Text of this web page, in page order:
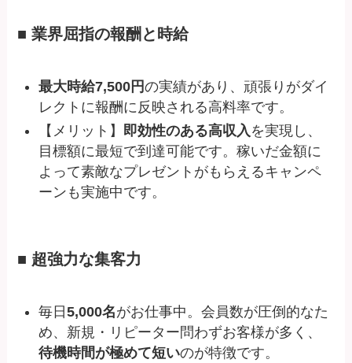
■ 業界屈指の報酬と時給
最大時給7,500円の実績があり、頑張りがダイ
レクトに報酬に反映される高料率です。
【メリット】 即効性のある高収入 を実現し、
目標額に最短で到達可能です。稼いだ金額に
よって素敵なプレゼントがもらえるキャンペ
ーンも実施中です。
■ 超強力な集客力
毎日5,000名がお仕事中。会員数が圧倒的なた
め、新規・リピーター問わずお客様が多く、
待機時間が極めて短いのが特徴です。